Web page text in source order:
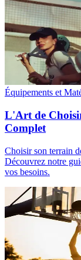
Équipements et
L'Art de
Complet
Choisir son terrain
Découvrez notre
vos besoins.